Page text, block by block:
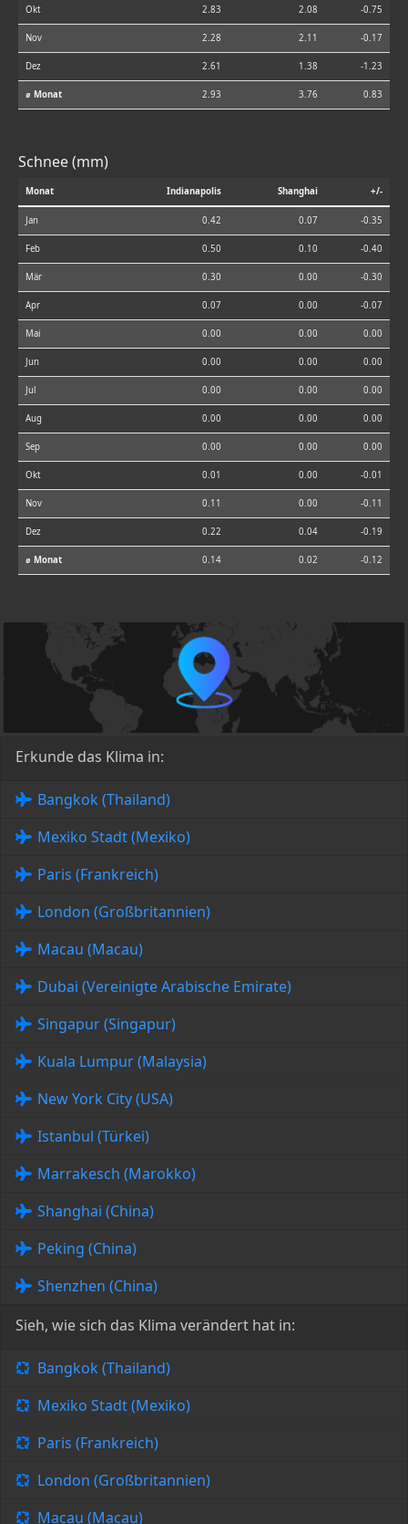
Okt 2.83 2.08 -0.75
Nov 2.28 2.11 -0.17
Dez 2.61 1.38 -1.23
⌀ Monat 2.93 3.76 0.83
Schnee (mm)
Monat Indianapolis Shanghai +/-
Jan 0.42 0.07 -0.35
Feb 0.50 0.10 -0.40
Mär 0.30 0.00 -0.30
Apr 0.07 0.00 -0.07
Mai 0.00 0.00 0.00
Jun 0.00 0.00 0.00
Jul 0.00 0.00 0.00
Aug 0.00 0.00 0.00
Sep 0.00 0.00 0.00
Okt 0.01 0.00 -0.01
Nov 0.11 0.00 -0.11
Dez 0.22 0.04 -0.19
⌀ Monat 0.14 0.02 -0.12
Erkunde das Klima in:
Bangkok (Thailand)
Mexiko Stadt (Mexiko)
Paris (Frankreich)
London (Großbritannien)
Macau (Macau)
Dubai (Vereinigte Arabische Emirate)
Singapur (Singapur)
Kuala Lumpur (Malaysia)
New York City (USA)
Istanbul (Türkei)
Marrakesch (Marokko)
Shanghai (China)
Peking (China)
Shenzhen (China)
Sieh, wie sich das Klima verändert hat in:
Bangkok (Thailand)
Mexiko Stadt (Mexiko)
Paris (Frankreich)
London (Großbritannien)
Macau (Macau)